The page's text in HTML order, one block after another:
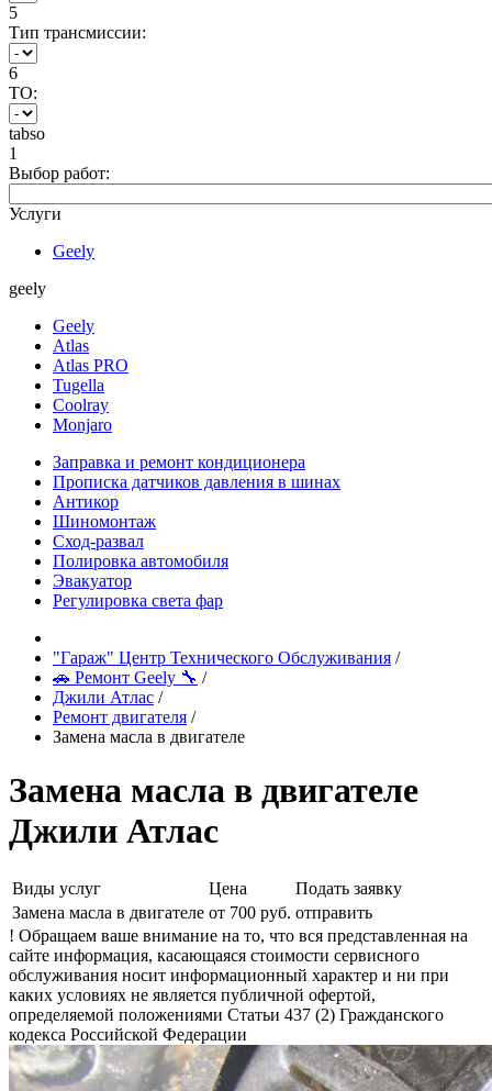
5
Тип трансмиссии:
6
ТО:
tabso
1
Выбор работ:
Услуги
Geely
geely
Geely
Atlas
Atlas PRO
Tugella
Coolray
Monjaro
Заправка и ремонт кондиционера
Прописка датчиков давления в шинах
Антикор
Шиномонтаж
Сход-развал
Полировка автомобиля
Эвакуатор
Регулировка света фар
"Гараж" Центр Технического Обслуживания /
🚗 Ремонт Geely 🔧 /
Джили Атлас /
Ремонт двигателя /
Замена масла в двигателе
Замена масла в двигателе
Джили Атлас
Виды услуг Цена
Подать заявку
Замена масла в двигателе от 700 руб. отправить
! Обращаем ваше внимание на то, что вся представленная на
сайте информация, касающаяся стоимости сервисного
обслуживания носит информационный характер и ни при
каких условиях не является публичной офертой,
определяемой положениями Статьи 437 (2) Гражданского
кодекса Российской Федерации